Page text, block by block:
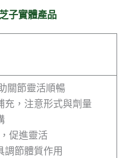
子實體產品
關節靈活順暢
充，注意形式與劑量
促進靈活
調節體質作用